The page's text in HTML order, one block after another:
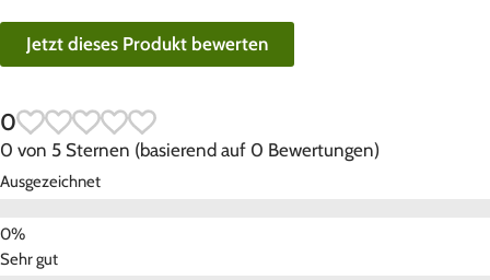
Jetzt dieses Produkt bewerten
0
0 von 5 Sternen (basierend auf 0 Bewertungen)
Ausgezeichnet
Sehr gut